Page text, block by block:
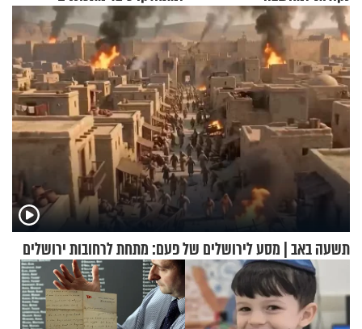
לתפילה?
תשעה באב | מסע לירושלים של פעם: מתחת לרחובות ירושלים